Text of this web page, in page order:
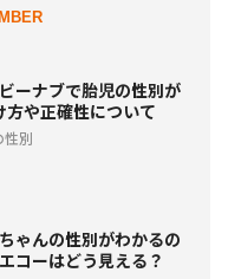
ーナブで胎児の性別が
や正確性について
性別
ゃんの性別がわかるの
コーはどう見える？